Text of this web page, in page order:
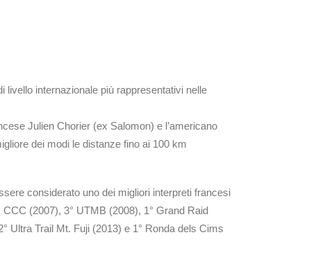
livello internazionale più rappresentativi nelle
Julien Chorier (ex Salomon) e l’americano
dei modi le distanze fino ai 100 km
considerato uno dei migliori interpreti francesi
(2007), 3° UTMB (2008), 1° Grand Raid
Ultra Trail Mt. Fuji (2013) e 1° Ronda dels Cims